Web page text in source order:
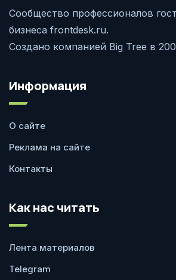
Сообщество профессионалов
бизнеса frontdesk.ru.
Создано компанией Big Tree в
Информация
О сайте
Реклама на сайте
Контакты
Как нас читать
Лента материалов
Telegram